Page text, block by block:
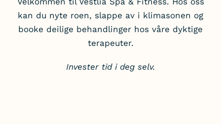
kan du nyte roen, slappe av i klimasonen og
booke deilige behandlinger hos våre dyktige
terapeuter.
Invester tid i deg selv.